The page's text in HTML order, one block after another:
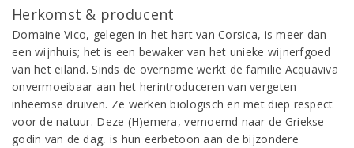
Herkomst & producent
Domaine Vico, gelegen in het hart van Corsica, is meer dan
een wijnhuis; het is een bewaker van het unieke wijnerfgoed
van het eiland. Sinds de overname werkt de familie Acquaviva
onvermoeibaar aan het herintroduceren van vergeten
inheemse druiven. Ze werken biologisch en met diep respect
voor de natuur. Deze (H)emera, vernoemd naar de Griekse
godin van de dag, is hun eerbetoon aan de bijzondere